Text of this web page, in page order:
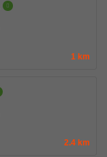
1 km
2.4 km